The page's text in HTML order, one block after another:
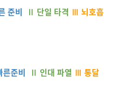
준비 Ⅱ 단일 타격 Ⅲ 뇌호흡
른준비 Ⅱ 인대 파열 Ⅲ 통달